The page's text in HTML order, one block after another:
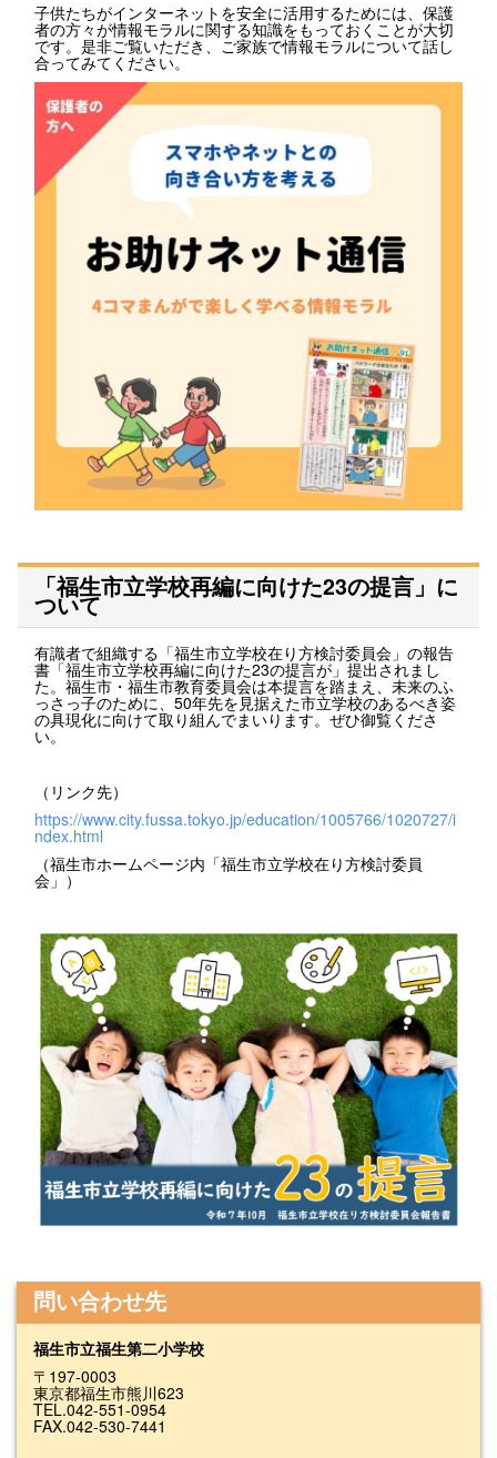
子供たちがインターネットを安全に活用するためには、保護
者の方々が情報モラルに関する知識をもっておくことが大切
です。是非ご覧いただき、ご家族で情報モラルについて話し
合ってみてください。
「福生市立学校再編に向けた23の提言」に
ついて
有識者で組織する「福生市立学校在り方検討委員会」の報告
書「福生市立学校再編に向けた23の提言が」提出されまし
た。福生市・福生市教育委員会は本提言を踏まえ、未来のふ
っさっ子のために、50年先を見据えた市立学校のあるべき姿
の具現化に向けて取り組んでまいります。ぜひ御覧くださ
い。
（リンク先）
https://www.city.fussa.tokyo.jp/education/1005766/1020727/i
ndex.html
（福生市ホームページ内「福生市立学校在り方検討委員
会」）
問い合わせ先
福生市立福生第二小学校
〒197-0003
東京都福生市熊川623
TEL.042-551-0954
FAX.042-530-7441